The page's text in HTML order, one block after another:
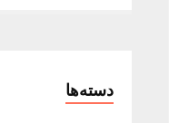
دسته‌ها